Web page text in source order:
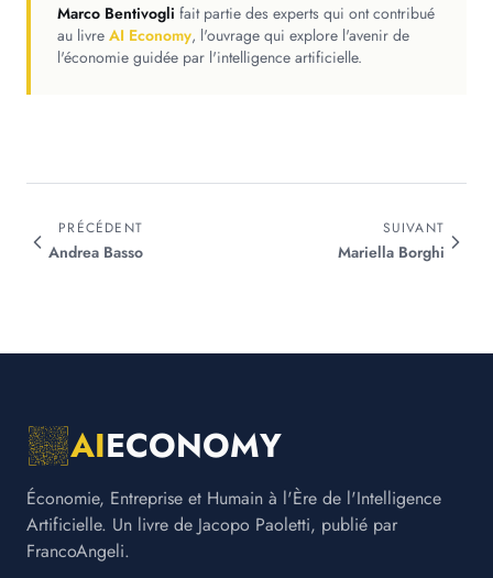
Marco Bentivogli fait partie des experts qui ont contribué
au livre AI Economy, l'ouvrage qui explore l'avenir de
l'économie guidée par l'intelligence artificielle.
PRÉCÉDENT
Andrea Basso
SUIVANT
Mariella Borghi
AIECONOMY
Économie, Entreprise et Humain à l'Ère de l'Intelligence
Artificielle. Un livre de Jacopo Paoletti, publié par
FrancoAngeli.